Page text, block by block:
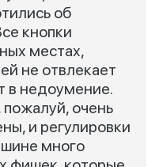
об
кнопки
местах,
не отвлекает
в недоумение.
очень
и регулировки
много